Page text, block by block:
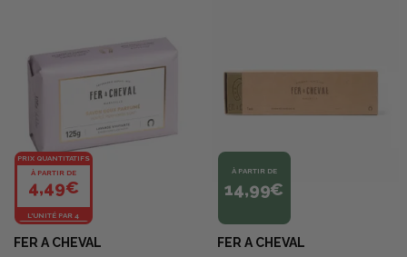
PRIX QUANTITATIFS
À PARTIR DE
4,49€
L'UNITÉ PAR 4
FER A CHEVAL
À PARTIR DE
14,99€
FER A CHEVAL